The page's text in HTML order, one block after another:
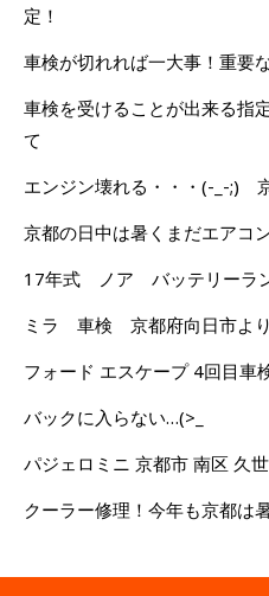
定！
車検が切れれば一大事！重要
車検を受けることが出来る指
て
エンジン壊れる・・・(-_-;)
京都の日中は暑くまだエアコ
17年式 ノア バッテリーラ
ミラ 車検 京都府向日市より
フォード エスケープ 4回目
バックに入らない…(>_
パジェロミニ 京都市 南区 久
クーラー修理！今年も京都は